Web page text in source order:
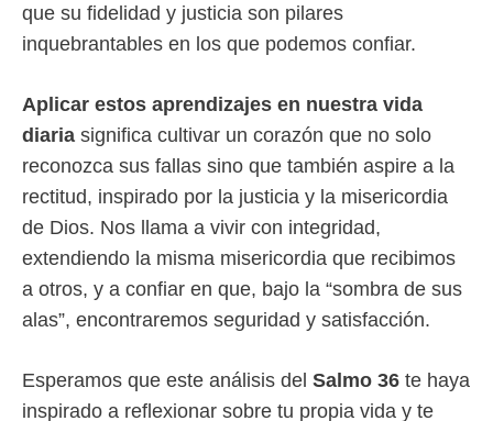
que su fidelidad y justicia son pilares
inquebrantables en los que podemos confiar.
Aplicar estos aprendizajes en nuestra vida
diaria significa cultivar un corazón que no solo
reconozca sus fallas sino que también aspire a la
rectitud, inspirado por la justicia y la misericordia
de Dios. Nos llama a vivir con integridad,
extendiendo la misma misericordia que recibimos
a otros, y a confiar en que, bajo la “sombra de sus
alas”, encontraremos seguridad y satisfacción.
Esperamos que este análisis del Salmo 36 te haya
inspirado a reflexionar sobre tu propia vida y te